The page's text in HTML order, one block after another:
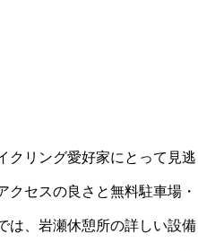
クリング愛好家にとって見逃
セスの良さと無料駐車場・
は、岩瀬休憩所の詳しい設備